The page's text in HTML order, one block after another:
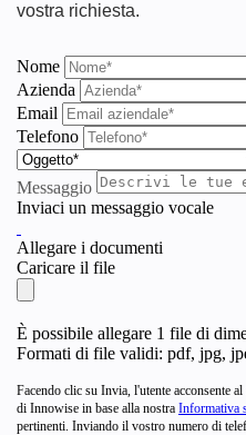
vostra richiesta.
Nome
Azienda
Email
Telefono
Messaggio
Inviaci un messaggio vocale
Allegare i documenti
Caricare il file
È possibile allegare 1 file di
Formati di file validi: pdf, jpg,
Facendo clic su Invia, l'utente acconsente
di Innowise in base alla nostra Informativa
pertinenti. Inviando il vostro numero di